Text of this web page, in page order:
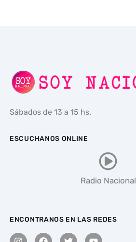
Sábados de 13 a 15 hs.
ESCUCHANOS ONLINE
Radio Nacional
ENCONTRANOS EN LAS REDES